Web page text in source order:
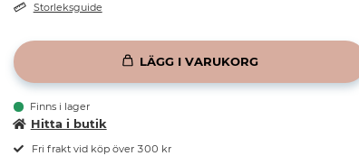
Storleksguide
LÄGG I VARUKORG
Finns i lager
Hitta i butik
Fri frakt vid köp över 300 kr